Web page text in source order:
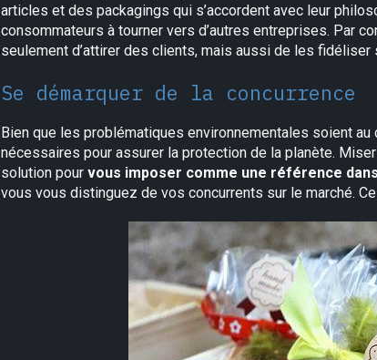
articles et des packagings qui s’accordent avec leur
consommateurs à tourner vers d’autres entreprises. Par
seulement d’attirer des clients, mais aussi de les fidéliser
Se démarquer de la concurrence
Bien que les problématiques environnementales soient
nécessaires pour assurer la protection de la planète.
solution pour vous imposer comme une référence
vous vous distinguez de vos concurrents sur le marché.